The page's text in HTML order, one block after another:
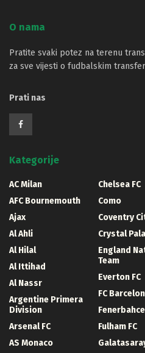
O nama
Pratite svaki potez na terenu
za sve vijesti o fudbalskim
Prati nas
Kategorije
AC Milan
AFC Bournemouth
Ajax
Al Ahli
Al Hilal
Al Ittihad
Al Nassr
Argentine Primera
Division
Arsenal FC
AS Monaco
Chelsea FC
Como
Coventry
Crystal
England
Team
Everton FC
FC
Fenerbahce
Fulham FC